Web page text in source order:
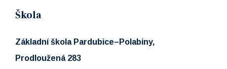
Škola
Základní škola Pardubice–Polabiny,
Prodloužená 283